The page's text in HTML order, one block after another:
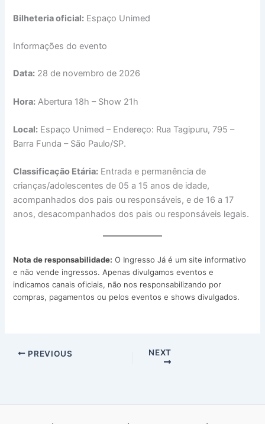
Bilheteria oficial: Espaço Unimed
Informações do evento
Data: 28 de novembro de 2026
Hora: Abertura 18h – Show 21h
Local: Espaço Unimed – Endereço: Rua Tagipuru, 795 –
Barra Funda – São Paulo/SP.
Classificação Etária: Entrada e permanência de
crianças/adolescentes de 05 a 15 anos de idade,
acompanhados dos pais ou responsáveis, e de 16 a 17
anos, desacompanhados dos pais ou responsáveis legais.
Nota de responsabilidade: O Ingresso Já é um site informativo
e não vende ingressos. Apenas divulgamos eventos e
indicamos canais oficiais, não nos responsabilizando por
compras, pagamentos ou pelos eventos e shows divulgados.
PREVIOUS NEXT